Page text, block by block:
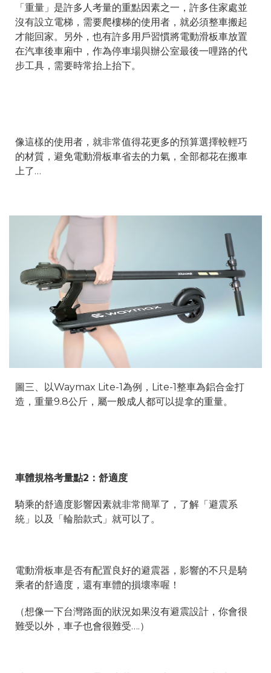
「重量」是許多人考量的重點因素之一，許多住家處並
沒有設立電梯，需要爬樓梯的使用者，就必須整車搬起
才能回家。另外，也有許多用戶習慣將電動滑板車放置
在汽車後車廂中，作為停車場與辦公室最後一哩路的代
步工具，需要時常抬上抬下。
像這樣的使用者，就非常值得花更多的預算選擇較輕巧
的材質，避免電動滑板車省去的力氣，全部都花在搬車
上了…
圖三、以Waymax Lite-1為例，Lite-1整車為鋁合金打
造，重量9.8公斤，屬一般成人都可以提拿的重量。
車體規格考量點2：舒適度
騎乘的舒適度影響因素就非常簡單了，了解「避震系
統」以及「輪胎款式」就可以了。
電動滑板車是否有配置良好的避震器，影響的不只是騎
乘者的舒適度，還有車體的損壞率喔！
（想像一下台灣路面的狀況如果沒有避震設計，你會很
難受以外，車子也會很難受….）